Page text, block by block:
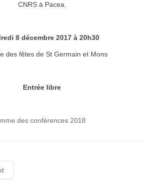
CNRS à Pacea.
8 décembre 2017 à 20h30
des fêtes de St Germain et Mons
Entrée libre
des conférences 2018